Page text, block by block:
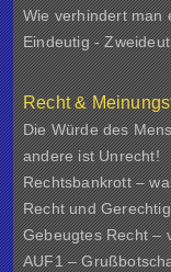
Wie verhindert man
Eindeutig -
Recht &
Die Würde des
andere ist Unrecht!
Rechtsbankrott –
Recht und
Gebeugtes Recht –
AUF1 –